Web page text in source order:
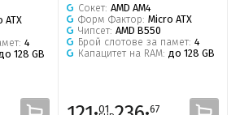
ATX
4
128 GB
Сокет: AMD AM4
Форм Фактор: Micro ATX
Чипсет: AMD B550
Брой слотове за памет: 4
Капацитет на RAM: до 128 GB
01 67